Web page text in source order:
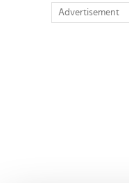
Advertisement